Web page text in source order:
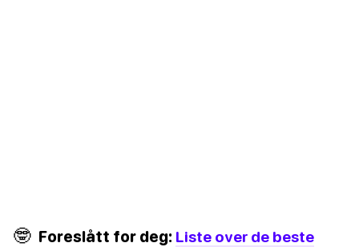
🤓 Foreslått for deg: Liste over de beste